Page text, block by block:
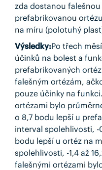
zda dostanou
prefabrikovanou
na míru (polotuhý
Výsledky:Po třech
účinků na bolest a
prefabrikovaných
falešným ortézám,
pouze účinky na
ortézami bylo
o 8,7 bodu lepší u
interval spolehlivosti, -
bodu lepší u ortéz na
spolehlivosti, -1,4 až
falešnými ortézami